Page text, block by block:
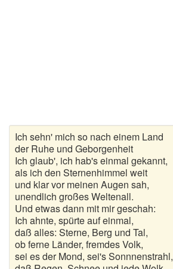
Hochzeitsgedichte
Kindergedichte
Kurze Gedichte
Liebesgedichte
Lustige Gedichte
Muttertagsgedichte
Ich sehn' mich so nach einem Land
der Ruhe und Geborgenheit
Ich glaub', ich hab's einmal gekannt,
als ich den Sternenhimmel weit
und klar vor meinen Augen sah,
unendlich großes Weltenall.
Und etwas dann mit mir geschah:
Ich ahnte, spürte auf einmal,
daß alles: Sterne, Berg und Tal,
ob ferne Länder, fremdes Volk,
sei es der Mond, sei's Sonnnenstrahl,